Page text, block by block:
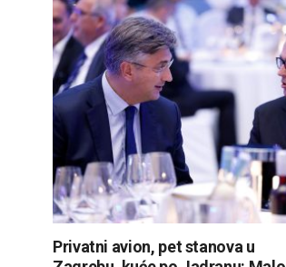
Privatni avion, pet stanova u